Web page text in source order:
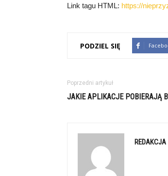
Link tagu HTML: https://
PODZIEL SIĘ
Poprzedni artykuł
JAKIE APLIKACJE POBIERAJĄ
REDAKCJA